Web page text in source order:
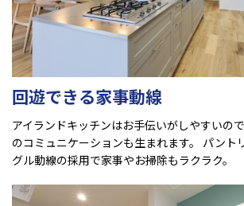
回遊できる家事動線
アイランドキッチンはお手伝いがしやすいの
のコミュニケーションも生まれます。 パント
グル動線の採用で家事やお掃除もラクラク。